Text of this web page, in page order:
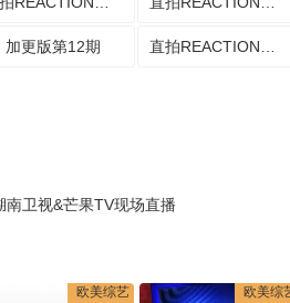
加更版第12期
卫视&芒果TV现场直播
欧美综艺 欧美综